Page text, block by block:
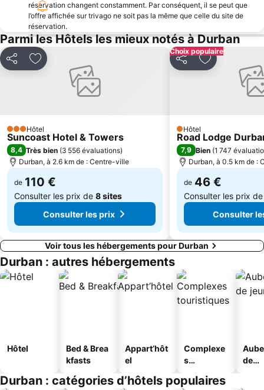
réservation changent constamment. Par conséquent, il se peut que
l’offre affichée sur trivago ne soit pas la même que celle du site de
réservation.
Parmi les Hôtels les mieux notés à Durban
PartagerAjouter à mes favoris
3 Étoiles
Hôtel
Suncoast Hotel & Towers
8,4 Très bien (3 556 évaluations)
Durban, à 2.6 km de : Centre-ville
de 110 €
Consulter les prix de 8 sites
Consulter les prix
Choix populaire
PartagerAjouter à
1 Étoiles
Hôtel
Road Lodge
7,9 Bien (1 747
Durban, à 0.5 km de :
de 46 €
Consulter les prix
Consulter
Voir tous les hébergements pour Durban
Durban : autres hébergements
Hôtel
Bed & Brea
kfasts
Appart’hôt
el
Complexe
s
s
de
Durban : catégories d’hôtels populaires